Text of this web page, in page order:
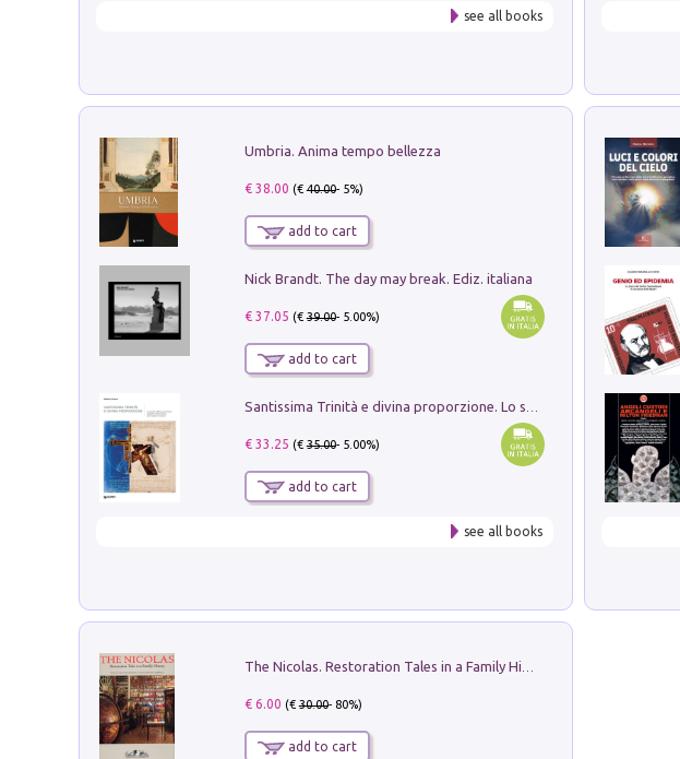
see all books
Umbria. Anima tempo bellezza
€ 38.00 (€40.00- 5%)
add to cart
Nick Brandt. The day may break. Ediz. italiana
€ 37.05 (€39.00- 5.00%)
add to cart
€ 33.25 (€35.00- 5.00%)
add to cart
see all books
€ 6.00 (€30.00- 80%)
add to cart